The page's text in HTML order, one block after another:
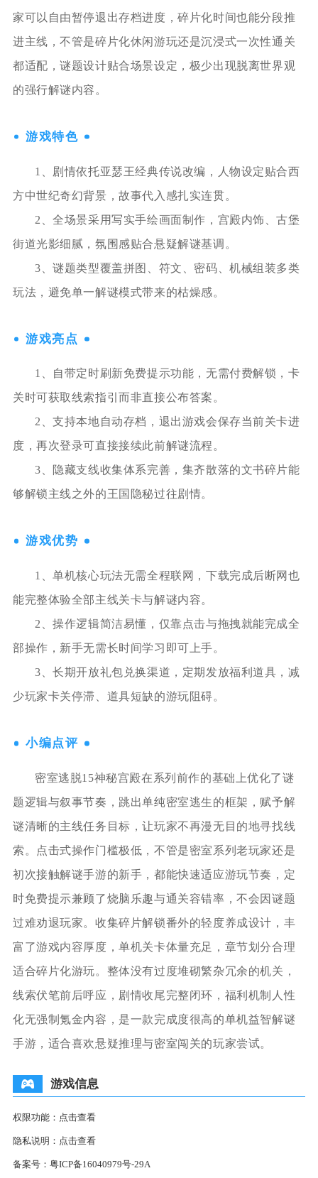
家可以自由暂停退出存档进度，碎片化时间也能分段推
进主线，不管是碎片化休闲游玩还是沉浸式一次性通关
都适配，谜题设计贴合场景设定，极少出现脱离世界观
的强行解谜内容。
游戏特色
1、剧情依托亚瑟王经典传说改编，人物设定贴合西
方中世纪奇幻背景，故事代入感扎实连贯。
2、全场景采用写实手绘画面制作，宫殿内饰、古堡
街道光影细腻，氛围感贴合悬疑解谜基调。
3、谜题类型覆盖拼图、符文、密码、机械组装多类
玩法，避免单一解谜模式带来的枯燥感。
游戏亮点
1、自带定时刷新免费提示功能，无需付费解锁，卡
关时可获取线索指引而非直接公布答案。
2、支持本地自动存档，退出游戏会保存当前关卡进
度，再次登录可直接接续此前解谜流程。
3、隐藏支线收集体系完善，集齐散落的文书碎片能
够解锁主线之外的王国隐秘过往剧情。
游戏优势
1、单机核心玩法无需全程联网，下载完成后断网也
能完整体验全部主线关卡与解谜内容。
2、操作逻辑简洁易懂，仅靠点击与拖拽就能完成全
部操作，新手无需长时间学习即可上手。
3、长期开放礼包兑换渠道，定期发放福利道具，减
少玩家卡关停滞、道具短缺的游玩阻碍。
小编点评
密室逃脱15神秘宫殿在系列前作的基础上优化了谜
题逻辑与叙事节奏，跳出单纯密室逃生的框架，赋予解
谜清晰的主线任务目标，让玩家不再漫无目的地寻找线
索。点击式操作门槛极低，不管是密室系列老玩家还是
初次接触解谜手游的新手，都能快速适应游玩节奏，定
时免费提示兼顾了烧脑乐趣与通关容错率，不会因谜题
过难劝退玩家。收集碎片解锁番外的轻度养成设计，丰
富了游戏内容厚度，单机关卡体量充足，章节划分合理
适合碎片化游玩。整体没有过度堆砌繁杂冗余的机关，
线索伏笔前后呼应，剧情收尾完整闭环，福利机制人性
化无强制氪金内容，是一款完成度很高的单机益智解谜
手游，适合喜欢悬疑推理与密室闯关的玩家尝试。
游戏信息
权限功能： 点击查看
隐私说明： 点击查看
备案号： 粤ICP备16040979号-29A